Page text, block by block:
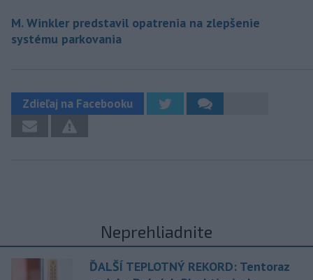
M. Winkler predstavil opatrenia na zlepšenie
systému parkovania
Zdieľaj na Facebooku
Neprehliadnite
ĎALŠÍ TEPLOTNÝ REKORD: Tentoraz